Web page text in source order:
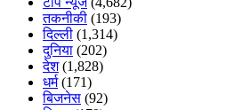
तकनीकी (193)
दिल्ली (1,314)
दुनिया (202)
देश(1,828)
धर्म(171)
बिजनेस (92)